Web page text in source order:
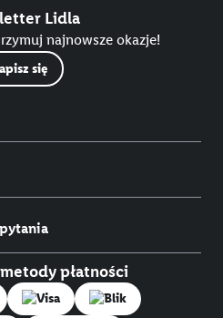
Lidla
najnowsze okazje!
się
płatności